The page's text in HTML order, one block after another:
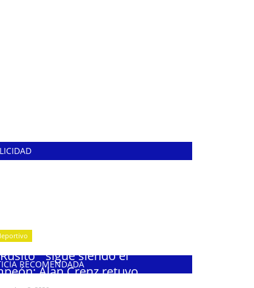
RECOMENDADA
sigue siendo el
Alan Crenz retuvo...